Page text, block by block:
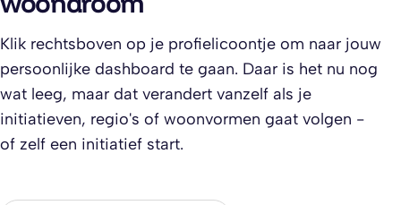
Klik rechtsboven op je profielicoontje om naar jouw
persoonlijke dashboard te gaan. Daar is het nu nog
wat leeg, maar dat verandert vanzelf als je
initiatieven, regio's of woonvormen gaat volgen -
of zelf een initiatief start.